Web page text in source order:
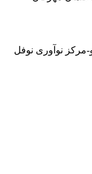
مرکز نوآوری نوفل